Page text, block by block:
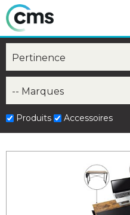
Pertinence
-- Marques
Produits Accessoires